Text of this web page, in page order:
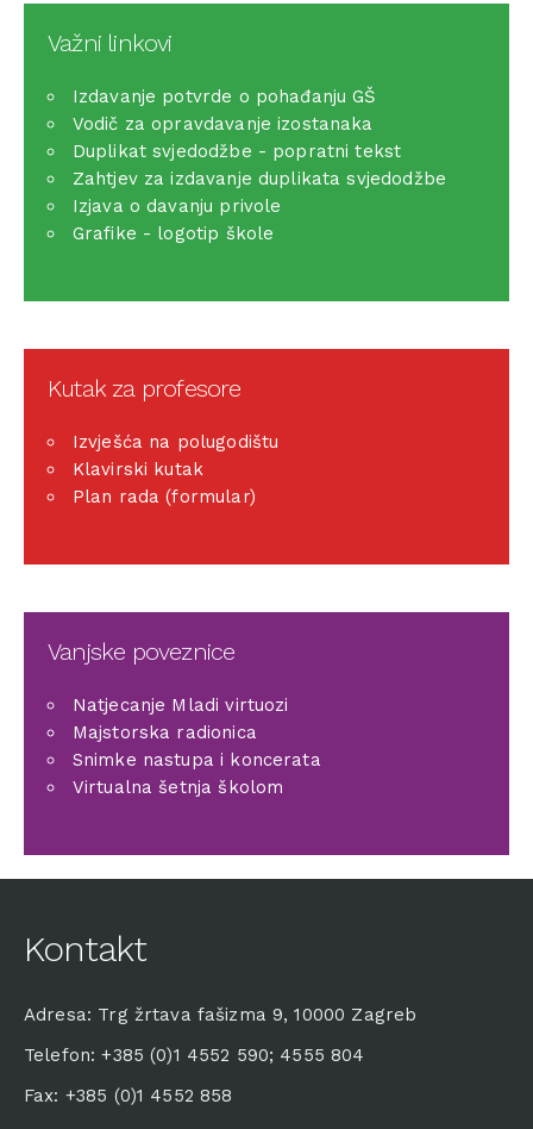
Važni linkovi
Izdavanje potvrde o pohađanju GŠ
Vodič za opravdavanje izostanaka
Duplikat svjedodžbe - popratni tekst
Zahtjev za izdavanje duplikata svjedodžbe
Izjava o davanju privole
Grafike - logotip škole
Kutak za profesore
Izvješća na polugodištu
Klavirski kutak
Plan rada (formular)
Vanjske poveznice
Natjecanje Mladi virtuozi
Majstorska radionica
Snimke nastupa i koncerata
Virtualna šetnja školom
Kontakt
Adresa: Trg žrtava fašizma 9, 10000 Zagreb
Telefon: +385 (0)1 4552 590; 4555 804
Fax: +385 (0)1 4552 858